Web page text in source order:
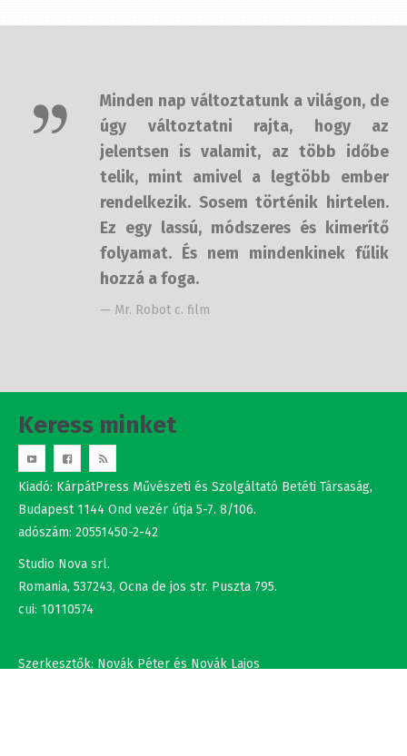
jelentsen is valamit, az több időbe
telik, mint amivel a legtöbb ember
rendelkezik. Sosem történik
hirtelen. Ez egy lassú, módszeres és
kimerítő folyamat. És nem
mindenkinek fűlik hozzá a foga.
— Mr. Robot c. film
Kiadó: KárpátPress Művészeti és Szolgáltató Betéti Társaság,
Budapest 1144 Ond vezér útja 5-7. 8/106.
adószám: 20551450-2-42
Studio Nova srl.
cui: 10110574
NÉV